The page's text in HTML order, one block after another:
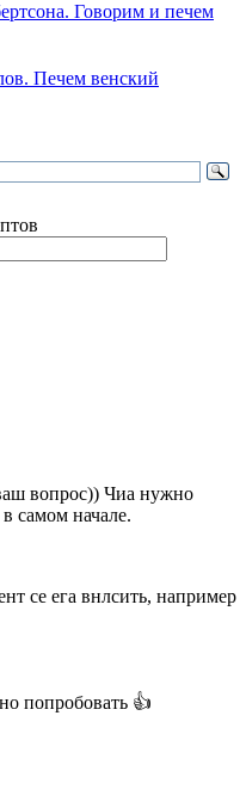
Говорим и печем
Печем венский
вопрос)) Чиа нужно
самом начале.
се ега внлсить, например
попробовать 👍